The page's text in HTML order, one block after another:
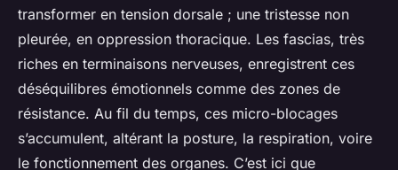
transformer en tension dorsale ; une tristesse non
pleurée, en oppression thoracique. Les fascias, très
riches en terminaisons nerveuses, enregistrent ces
déséquilibres émotionnels comme des zones de
résistance. Au fil du temps, ces micro-blocages
s’accumulent, altérant la posture, la respiration, voire
le fonctionnement des organes. C’est ici que